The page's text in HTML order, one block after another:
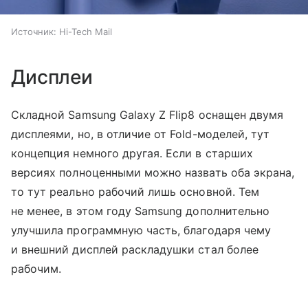
Источник: Hi-Tech Mail
Дисплеи
Складной Samsung Galaxy Z Flip8 оснащен двумя
дисплеями, но, в отличие от Fold-моделей, тут
концепция немного другая. Если в старших
версиях полноценными можно назвать оба экрана,
то тут реально рабочий лишь основной. Тем
не менее, в этом году Samsung дополнительно
улучшила программную часть, благодаря чему
и внешний дисплей раскладушки стал более
рабочим.